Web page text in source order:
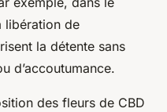
libération de
la détente sans
d’accoutumance.
des fleurs de CBD